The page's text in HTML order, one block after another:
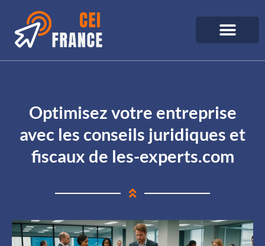
Optimisez votre entreprise
avec les conseils juridiques et
fiscaux de les-experts.com